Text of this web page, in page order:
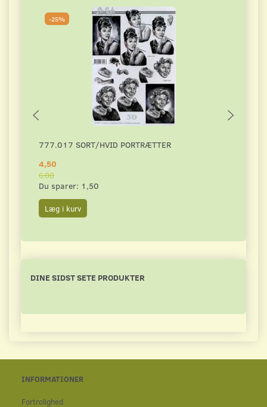
-25%
777.017 SORT/HVID PORTRÆTTER
4,50
6,00
Du sparer: 1,50
Læg i kurv
DINE SIDST SETE PRODUKTER
INFORMATIONER
Fortrolighed